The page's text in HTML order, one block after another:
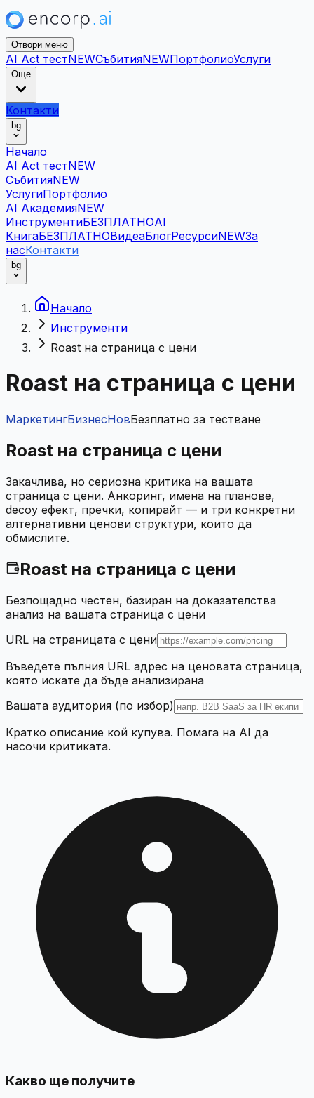
Отвори меню
AI Act тестNEWСъбитияNEWПортфолиоУслуги
Още
Контакти
bg
Начало
AI Act тестNEW
СъбитияNEW
УслугиПортфолио
AI АкадемияNEW
ИнструментиБЕЗПЛАТНОAI
КнигаБЕЗПЛАТНОВидеаБлогРесурсиNEWЗа
насКонтакти
bg
Начало
Инструменти
Roast на страница с цени
Roast на страница с цени
МаркетингБизнесНовБезплатно за тестване
Roast на страница с цени
Закачлива, но сериозна критика на вашата
страница с цени. Анкоринг, имена на планове,
decoy ефект, пречки, копирайт — и три конкретни
алтернативни ценови структури, които да
обмислите.
Roast на страница с цени
Безпощадно честен, базиран на доказателства
анализ на вашата страница с цени
URL на страницата с цени
Въведете пълния URL адрес на ценовата страница,
която искате да бъде анализирана
Вашата аудитория (по избор)
Кратко описание кой купува. Помага на AI да
насочи критиката.
Какво ще получите